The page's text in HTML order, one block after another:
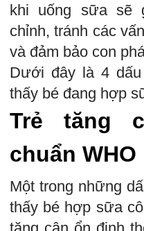
khi uống sữa sẽ
chỉnh, tránh các
và đảm bảo con
Dưới đây là 4
thấy bé đang hợp
Trẻ tăng
chuẩn WHO
Một trong những
thấy bé hợp sữa